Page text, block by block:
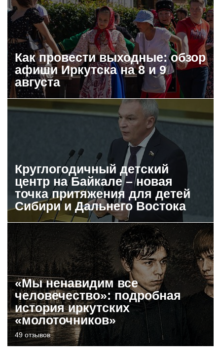
Как провести выходные: обзор
афиши Иркутска на 8 и 9
августа
Круглогодичный детский
центр на Байкале – новая
точка притяжения для детей
Сибири и Дальнего Востока
«Мы ненавидим все
человечество»: подробная
история иркутских
«молоточников»
49 отзывов